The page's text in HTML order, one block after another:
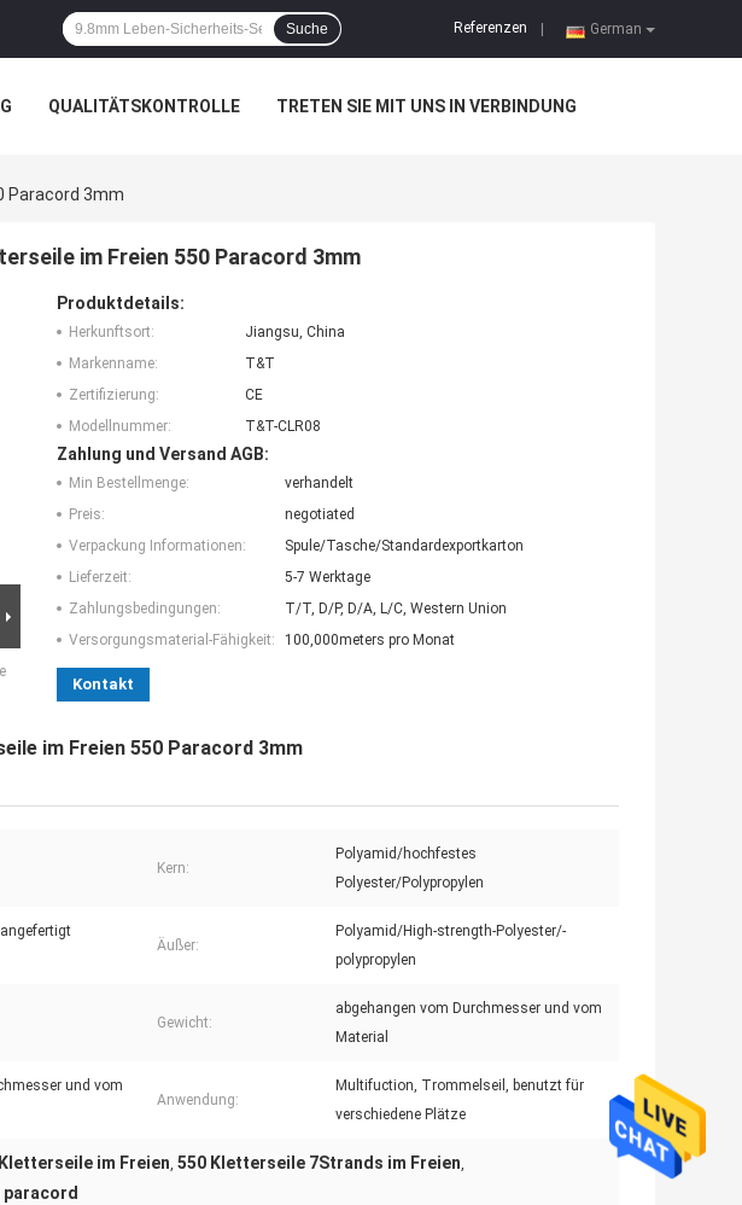
German
Referenzen
Suche
QUALITÄTSKONTROLLE TRETEN SIE MIT UNS IN VERBINDUNG
Paracord 3mm
im Freien 550 Paracord 3mm
Produktdetails:
Herkunftsort:
Jiangsu, China
Markenname:
T&T
Zertifizierung:
CE
Modellnummer:
T&T-CLR08
Zahlung und Versand AGB:
Min Bestellmenge:
verhandelt
Preis:
negotiated
Verpackung Informationen:
Spule/Tasche/Standardexportkarton
Lieferzeit:
5-7 Werktage
Zahlungsbedingungen:
T/T, D/P, D/A, L/C, Western Union
Versorgungsmaterial-Fähigkeit:
100,000meters pro Monat
Kontakt
im Freien 550 Paracord 3mm
Kern:
Polyamid/hochfestes
Polyester/Polypropylen
Äußer:
Polyamid/High-strength-Polyester/-
polypropylen
Gewicht:
abgehangen vom Durchmesser und vom
Material
und vom
Anwendung:
Multifuction, Trommelseil, benutzt für
verschiedene Plätze
im Freien, 550 Kletterseile 7Strands im Freien,
paracord